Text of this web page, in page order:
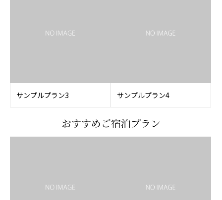
サンプルプラン3 サンプルプラン4
おすすめご宿泊プラン